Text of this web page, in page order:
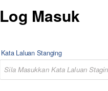
Log Masuk
Kata Laluan Stanging